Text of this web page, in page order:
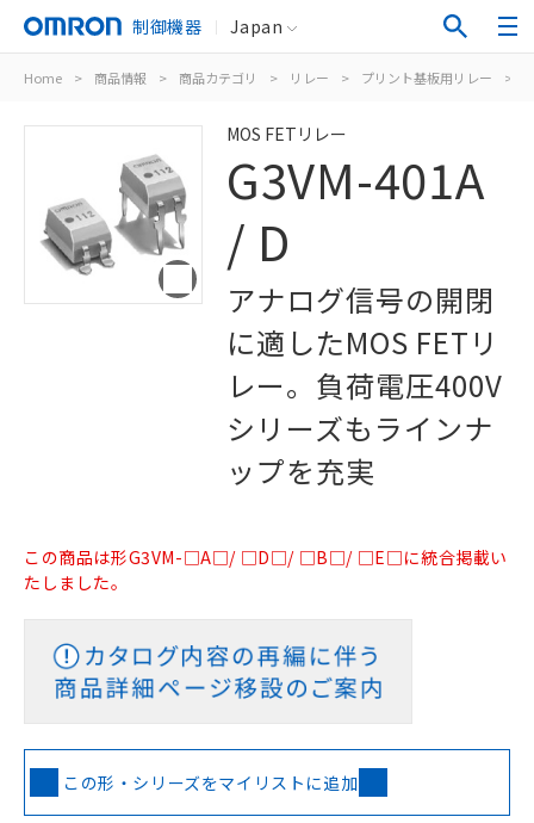
制御機器 Japan
Home > 商品情報 > 商品カテゴリ > リレー > プリント基板用リレー >
MOS FETリレー
G3VM-401A
/ D
アナログ信号の開閉
に適したMOS FETリ
レー。負荷電圧400V
シリーズもラインナ
ップを充実
この商品は形G3VM-□A□/ □D□/ □B□/ □E□に統合掲載い
たしました。
この形・シリーズをマイリストに追加